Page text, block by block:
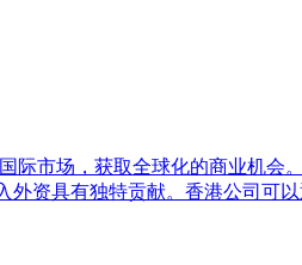
市场，获取全球化的商业机会
资具有独特贡献。香港公司可